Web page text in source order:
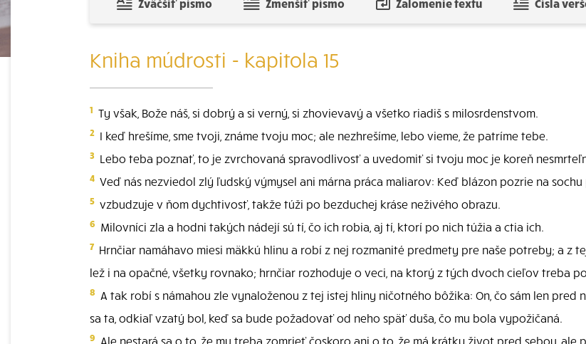
Kniha múdrosti - kapitola 15
1 Ty však, Bože náš, si dobrý a si verný, si zhovievavý a všetko riadiš s milosrdenstvom.
2 I keď hrešíme, sme tvoji, známe tvoju moc; ale nezhrešíme, lebo vieme, že patríme tebe.
3 Lebo teba poznať, to je zvrchovaná spravodlivosť a uvedomiť si tvoju moc je koreň
4 Veď nás nezviedol zlý ľudský výmysel ani márna práca maliarov: Keď blázon pozrie na
5 vzbudzuje v ňom dychtivosť, takže túži po bezduchej kráse neživého obrazu.
6 Milovníci zla a hodni takých nádejí sú tí, čo ich robia, aj tí, ktorí po nich túžia a ctia ich.
7 Hrnčiar namáhavo miesi mäkkú hlinu a robí z nej rozmanité predmety pre naše potreby; a z
lež i na opačné, všetky rovnako; hrnčiar rozhoduje o veci, na ktorý z tých dvoch cieľov treba
8 A tak robí s námahou zle vynaloženou z tej istej hliny ničotného bôžika: On, čo sám len
sa ta, odkiaľ vzatý bol, keď sa bude požadovať od neho späť duša, čo mu bola vypožičaná.
9 Ale nestará sa o to, že mu treba zomrieť čoskoro ani o to, že má krátky život pred sebou,